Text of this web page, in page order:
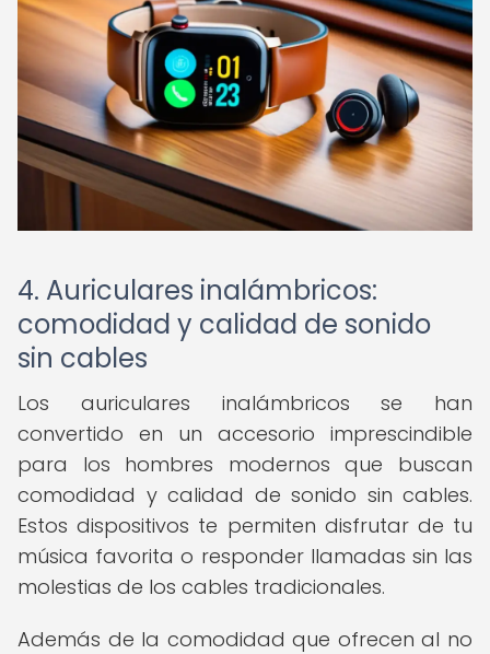
4. Auriculares inalámbricos:
comodidad y calidad de sonido
sin cables
Los auriculares inalámbricos se han
convertido en un accesorio imprescindible
para los hombres modernos que buscan
comodidad y calidad de sonido sin cables.
Estos dispositivos te permiten disfrutar de tu
música favorita o responder llamadas sin las
molestias de los cables tradicionales.
Además de la comodidad que ofrecen al no